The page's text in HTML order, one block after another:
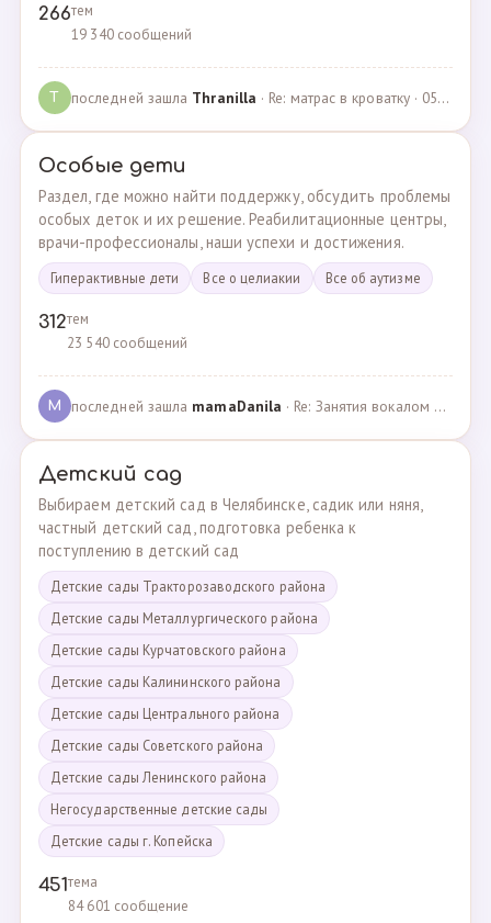
266тем
19 340 сообщений
T последней зашла Thranilla · Re: матрас в кроватку · 05.05.2024
Особые дети
Раздел, где можно найти поддержку, обсудить проблемы
особых деток и их решение. Реабилитационные центры,
врачи-профессионалы, наши успехи и достижения.
Гиперактивные дети Все о целиакии Все об аутизме
312тем
23 540 сообщений
M последней зашла mamaDanila · Re: Занятия вокалом и танцами для подростков с мент… · 12.03.2025
Детский сад
Выбираем детский сад в Челябинске, садик или няня,
частный детский сад, подготовка ребенка к
поступлению в детский сад
Детские сады Тракторозаводского района
Детские сады Металлургического района
Детские сады Курчатовского района
Детские сады Калининского района
Детские сады Центрального района
Детские сады Советского района
Детские сады Ленинского района
Негосударственные детские сады
Детские сады г. Копейска
451тема
84 601 сообщение